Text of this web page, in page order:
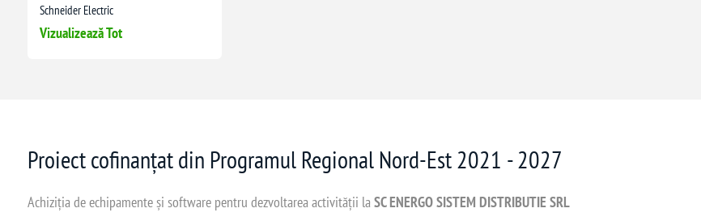
Schneider Electric
Vizualizează Tot
Proiect cofinanțat din Programul Regional Nord-Est 2021 - 2027
Achiziția de echipamente și software pentru dezvoltarea activității laSC ENERGO SISTEM DISTRIBUTIE SRL